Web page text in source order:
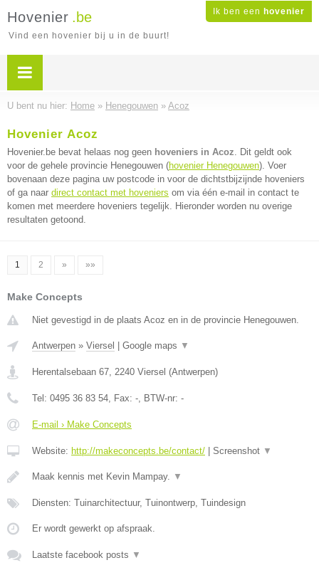
Ik ben een hovenier
Hovenier .be
Vind een hovenier bij u in de buurt!
U bent nu hier: Home » Henegouwen » Acoz
Hovenier Acoz
Hovenier.be bevat helaas nog geen hoveniers in Acoz. Dit geldt ook
voor de gehele provincie Henegouwen (hovenier Henegouwen). Voer
bovenaan deze pagina uw postcode in voor de dichtstbijzijnde hoveniers
of ga naar direct contact met hoveniers om via één e-mail in contact te
komen met meerdere hoveniers tegelijk. Hieronder worden nu overige
resultaten getoond.
1 2 » »»
Make Concepts
Niet gevestigd in de plaats Acoz en in de provincie Henegouwen.
Antwerpen » Viersel Google maps ▼
Herentalsebaan 67, 2240 Viersel (Antwerpen)
Tel: 0495 36 83 54, Fax: -, BTW-nr: -
E-mail › Make Concepts
Website: http://makeconcepts.be/contact/ Screenshot ▼
Maak kennis met Kevin Mampay. ▼
Diensten: Tuinarchitectuur, Tuinontwerp, Tuindesign
Er wordt gewerkt op afspraak.
Laatste facebook posts ▼